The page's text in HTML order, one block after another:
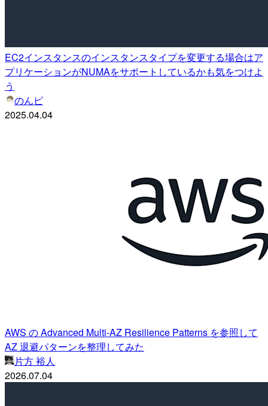
EC2インスタンスのインスタンスタイプを変更する場合はア
プリケーションがNUMAをサポートしているかも気をつけよ
う
のんピ
2025.04.04
AWS の Advanced Multi-AZ Resilience Patterns を参照して
AZ 退避パターンを整理してみた
片方 裕人
2026.07.04